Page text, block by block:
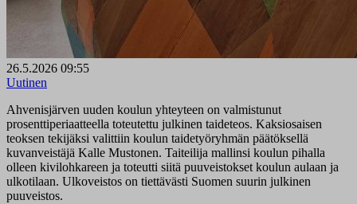
26.5.2026 09:55
Uutinen
Ahvenisjärven uuden koulun yhteyteen on valmistunut
prosenttiperiaatteella toteutettu julkinen taideteos. Kaksiosaisen
teoksen tekijäksi valittiin koulun taidetyöryhmän päätöksellä
kuvanveistäjä Kalle Mustonen. Taiteilija mallinsi koulun pihalla
olleen kivilohkareen ja toteutti siitä puuveistokset koulun aulaan ja
ulkotilaan. Ulkoveistos on tiettävästi Suomen suurin julkinen
puuveistos.